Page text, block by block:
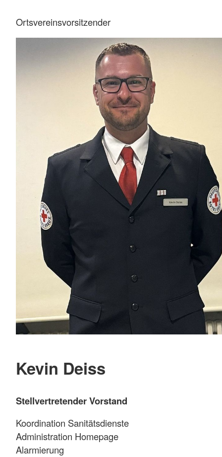
Ortsvereinsvorsitzender
Kevin Deiss
Stellvertretender Vorstand
Koordination Sanitätsdienste
Administration Homepage
Alarmierung